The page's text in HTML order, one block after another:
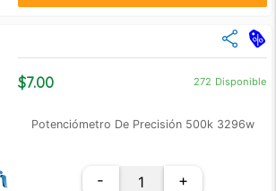
close
Precio Unidad
$7.00 272 Disponible
Potenciómetro De Precisión 500k 3296w
- +